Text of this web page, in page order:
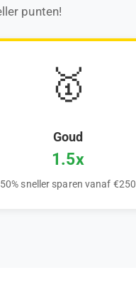
punten!
🥇
Goud
1.5x
50% sneller sparen vanaf €250